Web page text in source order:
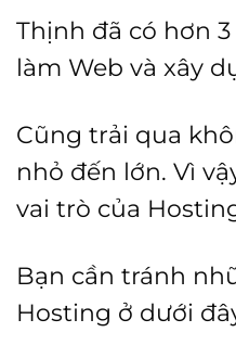
Thịnh đã có hơn
làm Web và xây
Cũng trải qua
nhỏ đến lớn. Vì
vai trò của
Bạn cần tránh
Hosting ở dưới